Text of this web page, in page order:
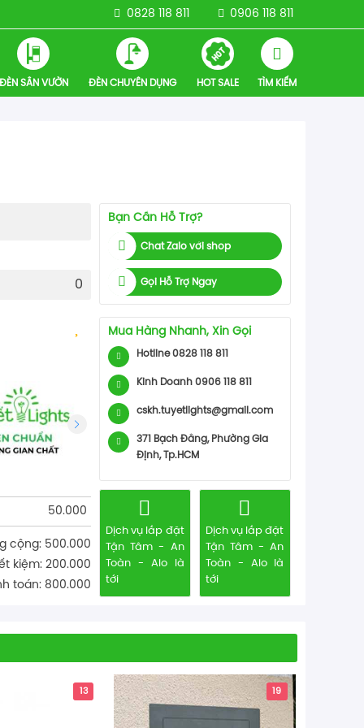
0828 118 811 0906 118 811
ĐÈN SÂN VƯỜN ĐÈN CHUYÊN DỤNG HOT SALE TÌM KIẾM
0
50.000
cộng: 500.000
kiệm: 200.000
toán: 800.000
Bạn Cần Hỗ Trợ?
Chat Zalo với shop
Gọi Hỗ Trợ Ngay
Mua Hàng Nhanh, Xin Gọi
Hotline 0828 118 811
Kinh Doanh 0906 118 811
cskh.tuyetlights@gmail.com
371 Bạch Đằng, Phường Gia
Định, Tp.HCM
Dịch vụ lắp đặt
Tận Tâm - An
Toàn - Alo là
tới
Dịch vụ lắp đặt
Tận Tâm - An
Toàn - Alo là
tới
13 19